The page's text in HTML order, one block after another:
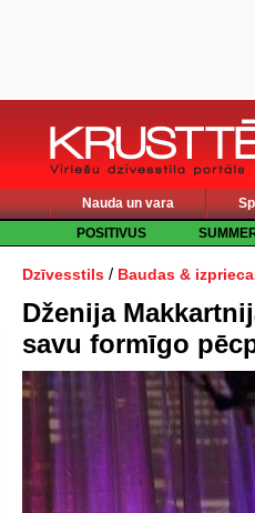
Nauda un vara
POSITIVUS
Dzīvesstils / Baudas &
Dženija
savu formīgo